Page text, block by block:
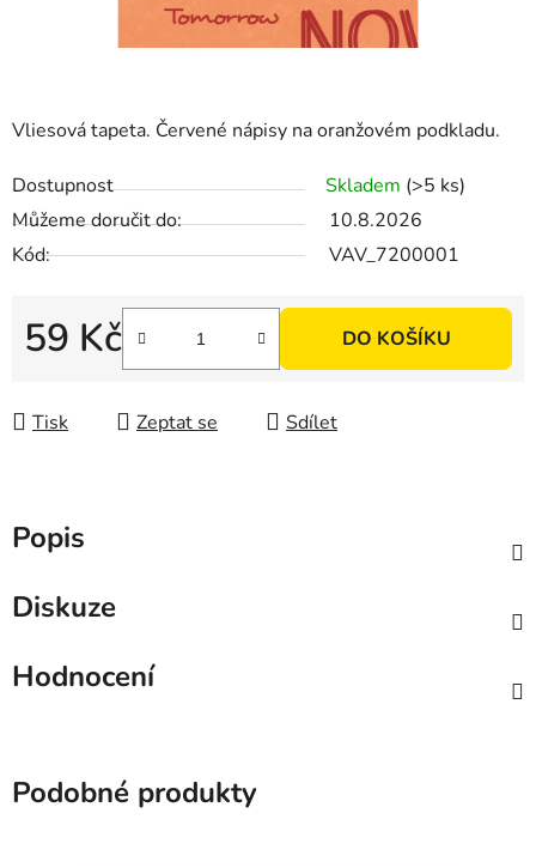
Vliesová tapeta. Červené nápisy na oranžovém podkladu.
Dostupnost Skladem (>5 ks)
Můžeme doručit do:
10.8.2026
Kód:
VAV_7200001
59 Kč
Měrná cena:
DO KOŠÍKU
Tisk Zeptat se Sdílet
Popis
Diskuze
Hodnocení
Podobné produkty